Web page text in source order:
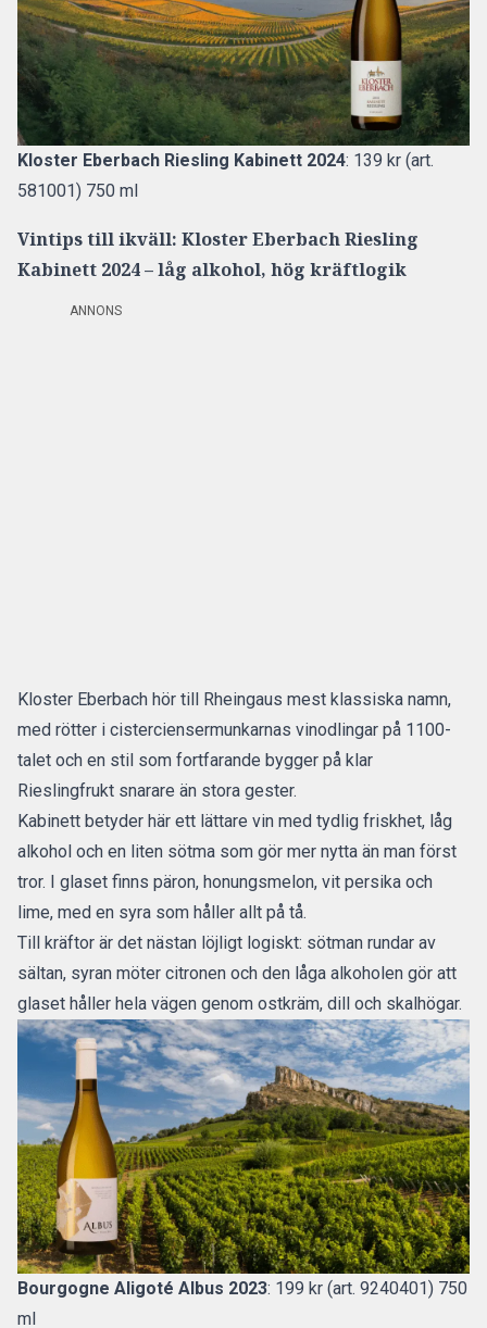
Kloster Eberbach Riesling Kabinett 2024: 139 kr (art.
581001) 750 ml
Vintips till ikväll: Kloster Eberbach Riesling
Kabinett 2024 – låg alkohol, hög kräftlogik
ANNONS
Kloster Eberbach hör till Rheingaus mest klassiska namn,
med rötter i cisterciensermunkarnas vinodlingar på 1100-
talet och en stil som fortfarande bygger på klar
Rieslingfrukt snarare än stora gester.
Kabinett betyder här ett lättare vin med tydlig friskhet, låg
alkohol och en liten sötma som gör mer nytta än man först
tror. I glaset finns päron, honungsmelon, vit persika och
lime, med en syra som håller allt på tå.
Till kräftor är det nästan löjligt logiskt: sötman rundar av
sältan, syran möter citronen och den låga alkoholen gör att
glaset håller hela vägen genom ostkräm, dill och skalhögar.
Bourgogne Aligoté Albus 2023: 199 kr (art. 9240401) 750
ml